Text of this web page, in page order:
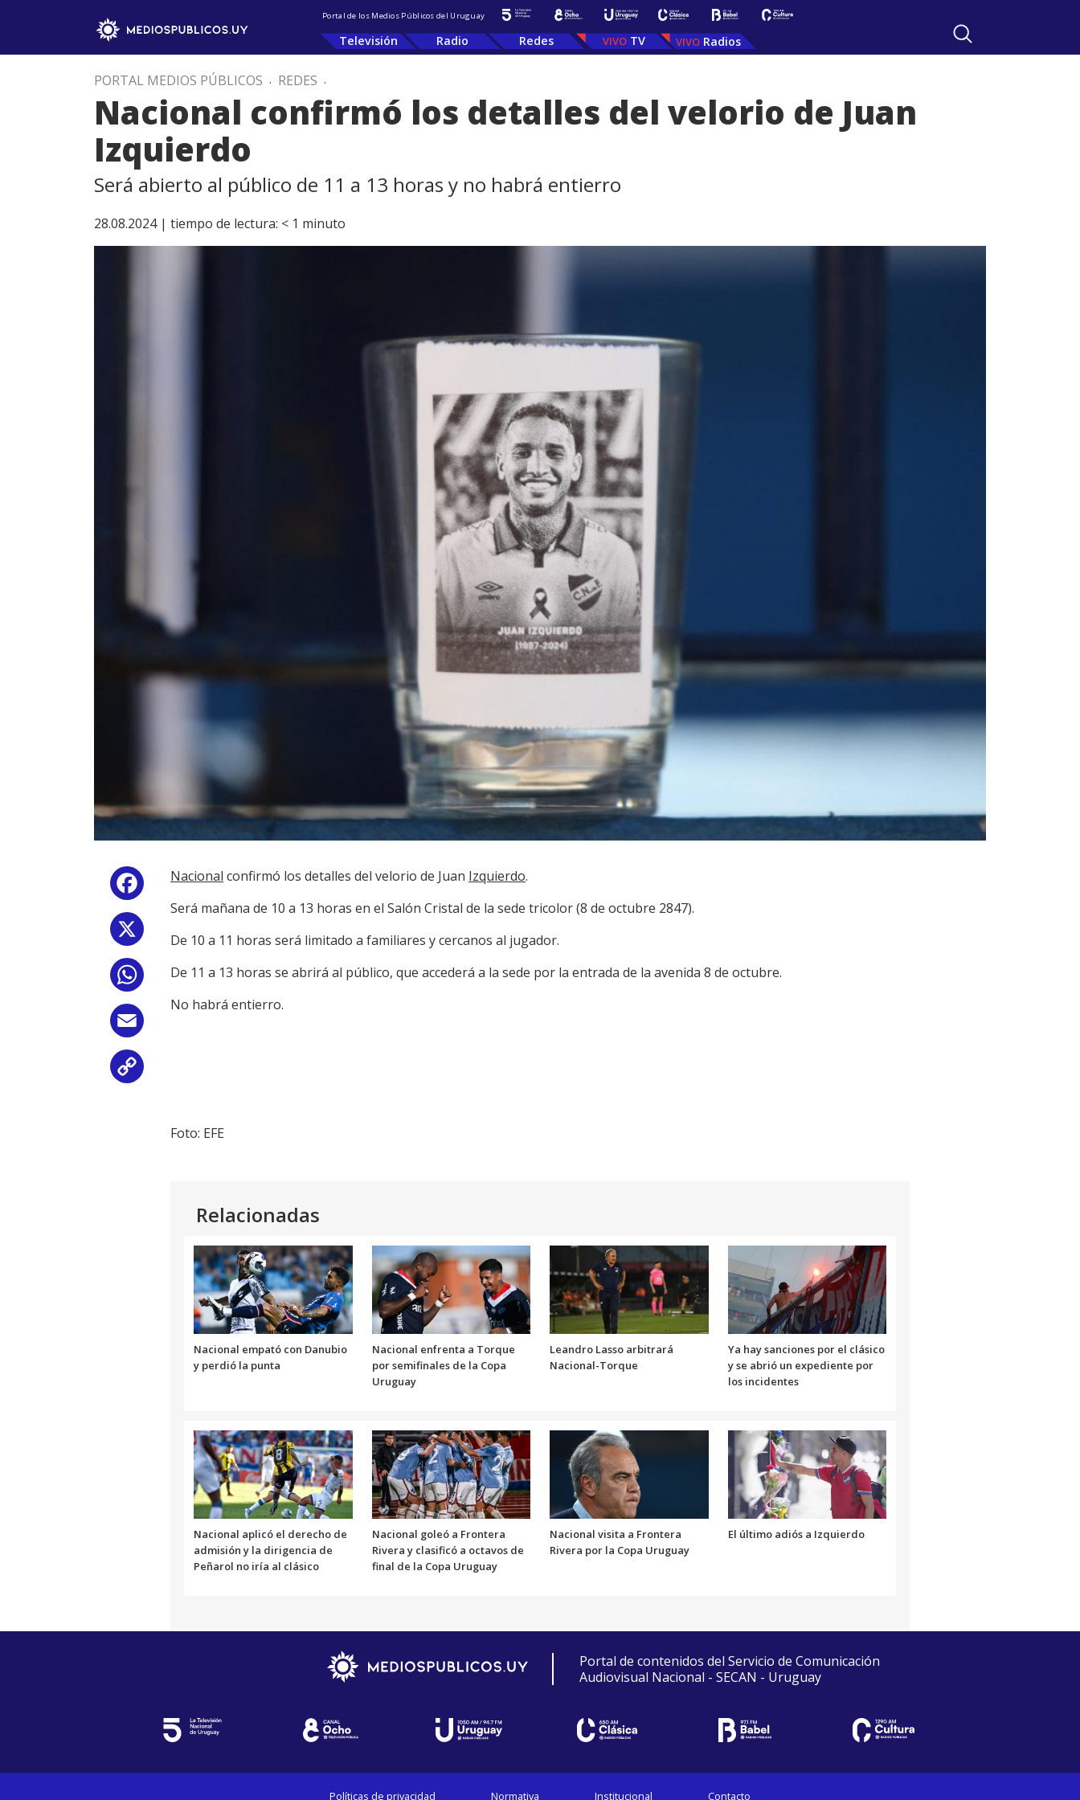
Portal de los Medios Públicos del Uruguay
Televisión Radio Redes TV Radios
PORTAL MEDIOS PÚBLICOS . REDES .
Nacional confirmó los detalles del velorio de Juan
Izquierdo
Será abierto al público de 11 a 13 horas y no habrá entierro
28.08.2024 | tiempo de lectura: < 1 minuto
Facebook
WhatsApp
Nacional confirmó los detalles del velorio de Juan Izquierdo.
Será mañana de 10 a 13 horas en el Salón Cristal de la sede tricolor (8 de octubre 2847).
De 10 a 11 horas será limitado a familiares y cercanos al jugador.
De 11 a 13 horas se abrirá al público, que accederá a la sede por la entrada de la avenida 8 de octubre.
No habrá entierro.
Foto: EFE
Relacionadas
Nacional empató con Danubio
y perdió la punta
Nacional enfrenta a Torque
por semifinales de la Copa
Uruguay
Leandro Lasso arbitrará
Nacional-Torque
Ya hay sanciones por el clásico
y se abrió un expediente por
los incidentes
Nacional aplicó el derecho de
admisión y la dirigencia de
Peñarol no iría al clásico
Nacional goleó a Frontera
Rivera y clasificó a octavos de
final de la Copa Uruguay
Nacional visita a Frontera
Rivera por la Copa Uruguay
El último adiós a Izquierdo
Portal de contenidos del Servicio de Comunicación
Audiovisual Nacional - SECAN - Uruguay
Políticas de privacidad Normativa Institucional Contacto